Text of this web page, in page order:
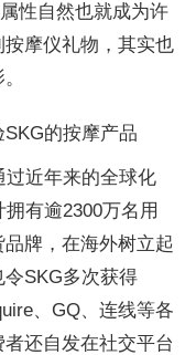
性自然也就成为许
摩仪礼物，其实也
的按摩产品
过近年来的全球化
有逾2300万名用
牌，在海外树立起
SKG多次获得
、GQ、连线等各
还自发在社交平台